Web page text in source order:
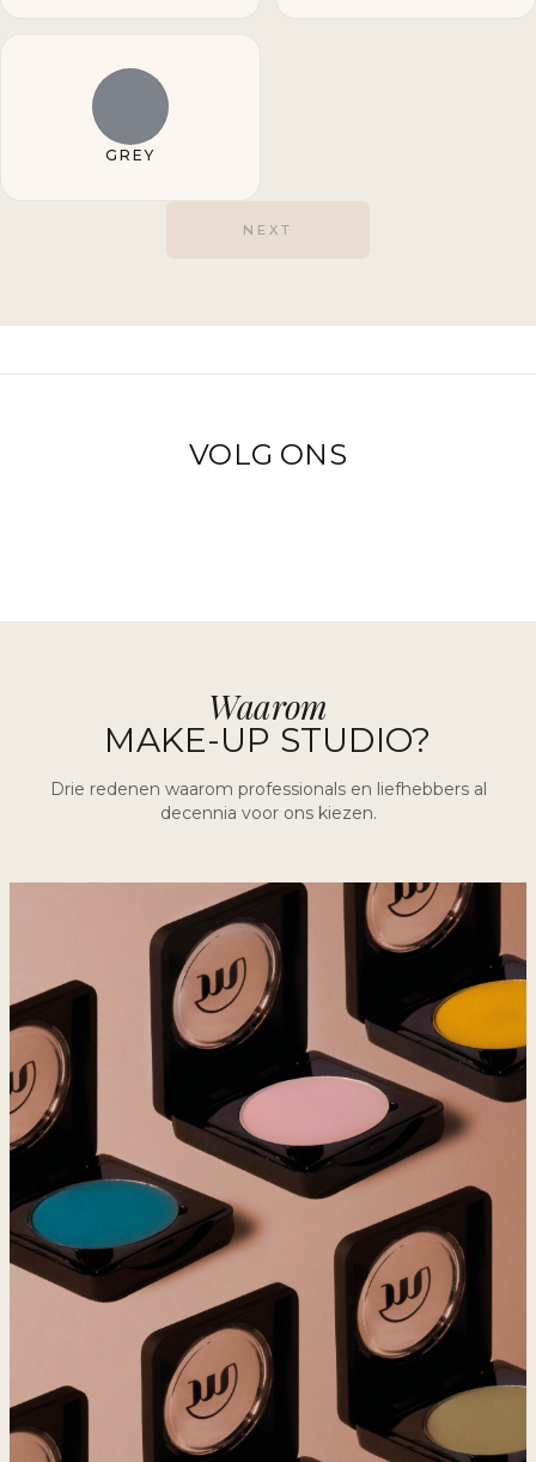
GREY
NEXT
VOLG ONS
Waarom
MAKE-UP STUDIO?
Drie redenen waarom professionals en liefhebbers al
decennia voor ons kiezen.